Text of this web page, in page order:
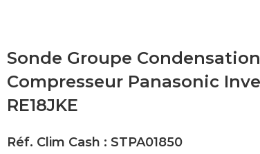
Sonde Groupe Condensation
Compresseur Panasonic
RE18JKE
Réf. Clim Cash : STPA01850